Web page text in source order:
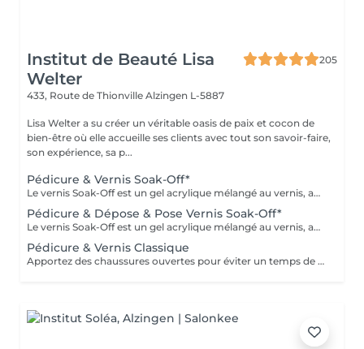
Institut de Beauté Lisa
Welter
205
433, Route de Thionville Alzingen L-5887
Lisa Welter a su créer un véritable oasis de paix et cocon de
bien-être où elle accueille ses clients avec tout son savoir-faire,
son expérience, sa p...
Pédicure & Vernis Soak-Off*
Le vernis Soak-Off est un gel acrylique mélangé au vernis, appliqué sur l'ongle et durci par des LED. Il a la même texture qu'un vernis classique, est aussi liquide et a encore plus de brillance. Il reste impeccable, sans ternir et sans s'écailler jusqu'à 18 jours
Pédicure & Dépose & Pose Vernis Soak-Off*
Le vernis Soak-Off est un gel acrylique mélangé au vernis, appliqué sur l'ongle et durci par des LED. Il a la même texture qu'un vernis classique, est aussi liquide et a encore plus de brillance. Il reste impeccable, sans ternir et sans s'écailler jusqu'à 18 jours
Pédicure & Vernis Classique
Apportez des chaussures ouvertes pour éviter un temps de séchage supplémentaire